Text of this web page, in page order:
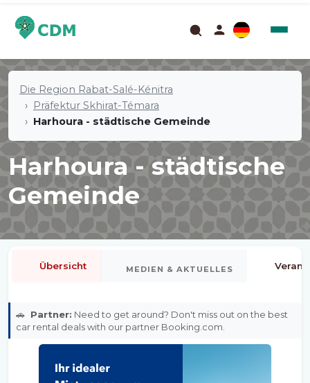
Die Region Rabat-Salé-Kénitra
Präfektur Skhirat-Témara
Harhoura - städtische Gemeinde
Harhoura - städtische
Gemeinde
Übersicht MEDIEN & AKTUELLES
🚗 Partner: Need to get around? Don't miss out on the best
car rental deals with our partner Booking.com.